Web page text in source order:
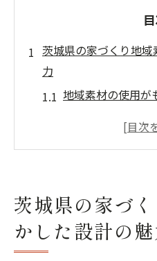
茨城県の家づくり地
力
地域素材の使用が
地元の木材と石
茨城県の自然素材
地元の木材を使った茨
茨城県の家づ
かした設計の魅